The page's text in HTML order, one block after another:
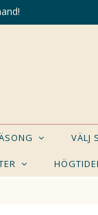
VÄLJ